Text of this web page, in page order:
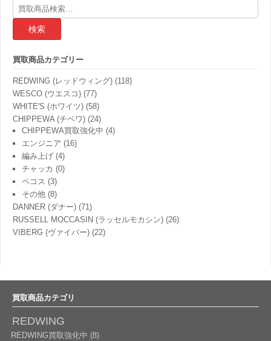
検
索
果:
買取商品カテゴリー
REDWING (レッドウィング) (118)
WESCO (ウエスコ) (77)
WHITE'S (ホワイツ) (58)
CHIPPEWA (チペワ) (24)
CHIPPEWA買取強化中 (4)
エンジニア (16)
編み上げ (4)
チャッカ (0)
ペコス (3)
その他 (8)
DANNER (ダナー) (71)
RUSSELL MOCCASIN (ラッセルモカシン) (26)
VIBERG (ヴァイバー) (22)
買取商品カテゴリ
REDWING
REDWING買取強化中 (8)